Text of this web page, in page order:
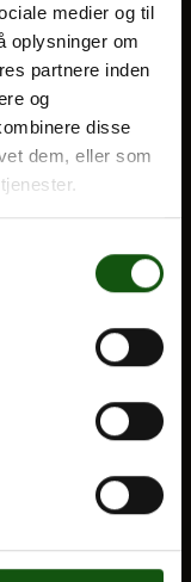
medier og til
oplysninger om
partnere inden
og
disse
dem, eller som